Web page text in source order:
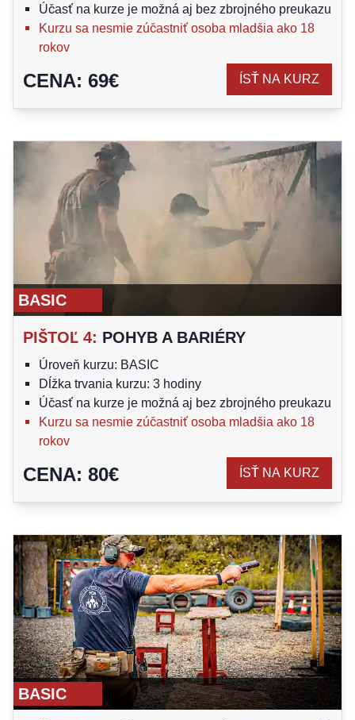
Účasť na kurze je možná aj bez zbrojného preukazu
Kurzu sa nesmie zúčastniť osoba mladšia ako 18
rokov
CENA: 69€ ÍSŤ NA KURZ
BASIC
PIŠTOĽ 4: POHYB A BARIÉRY
Úroveň kurzu: BASIC
Dĺžka trvania kurzu: 3 hodiny
Účasť na kurze je možná aj bez zbrojného preukazu
Kurzu sa nesmie zúčastniť osoba mladšia ako 18
rokov
CENA: 80€ ÍSŤ NA KURZ
BASIC